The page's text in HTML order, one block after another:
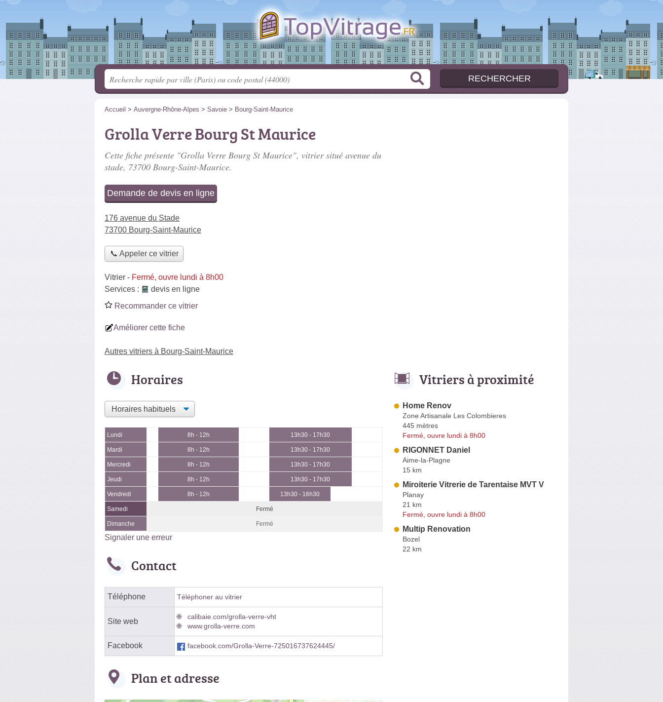
Accueil > Auvergne-Rhône-Alpes > Savoie > Bourg-Saint-Maurice
Grolla Verre Bourg St Maurice
Cette fiche présente "Grolla Verre Bourg St Maurice", vitrier situé avenue du
stade, 73700 Bourg-Saint-Maurice.
Demande de devis en ligne
176 avenue du Stade
73700 Bourg-Saint-Maurice
📞 Appeler ce vitrier
Vitrier - Fermé, ouvre lundi à 8h00
Services :
devis en ligne
Recommander ce vitrier
Améliorer cette fiche
Autres vitriers à Bourg-Saint-Maurice
Horaires
Lundi 8h - 12h 13h30 - 17h30
Mardi 8h - 12h 13h30 - 17h30
Mercredi 8h - 12h 13h30 - 17h30
Jeudi 8h - 12h 13h30 - 17h30
Vendredi 8h - 12h 13h30 - 16h30
Samedi Fermé
Dimanche Fermé
Signaler une erreur
Contact
Téléphone Téléphoner au vitrier
Site web
calibaie.com/grolla-verre-vht
www.grolla-verre.com
Facebook facebook.com/Grolla-Verre-725016737624445/
Plan et adresse
Vitriers à proximité
Home Renov
Zone Artisanale Les Colombieres
445 mètres
Fermé, ouvre lundi à 8h00
RIGONNET Daniel
Aime-la-Plagne
15 km
Miroiterie Vitrerie de Tarentaise MVT V
Planay
21 km
Fermé, ouvre lundi à 8h00
Multip Renovation
Bozel
22 km